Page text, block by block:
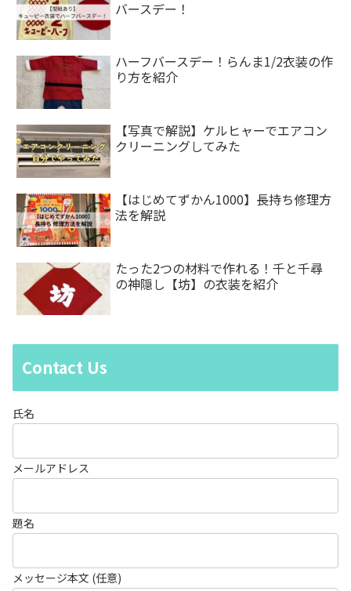
バースデー！
ハーフバースデー！らんま1/2衣装の作
り方を紹介
【写真で解説】ケルヒャーでエアコン
クリーニングしてみた
【はじめてずかん1000】長持ち修理方
法を解説
たった2つの材料で作れる！千と千尋
の神隠し【坊】の衣装を紹介
Contact Us
氏名
メールアドレス
題名
メッセージ本文 (任意)